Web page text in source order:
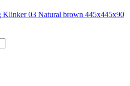
03 Natural brown 445x445x90